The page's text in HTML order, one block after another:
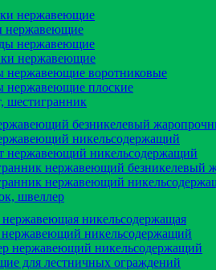
нержавеющие
нержавеющие
нержавеющие
нержавеющие
нержавеющие воротниковые
нержавеющие плоские
шестигранник
безникелевый
никельсодержащий
нержавеющий никельсодержащий
нержавеющий безникелевый
нержавеющий
швеллер
никельсодержащая
нержавеющий никельсодержащий
нержавеющий никельсодержащий
для лестничных ограждений